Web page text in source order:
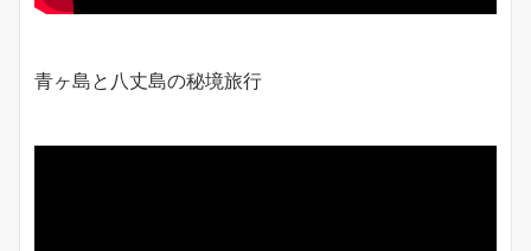
青ヶ島と八丈島の秘境旅行